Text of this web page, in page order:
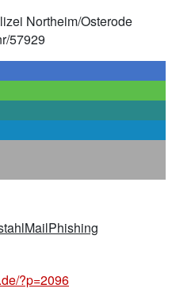
Northeim/Osterode
57929
MailPhishing
?p=2096